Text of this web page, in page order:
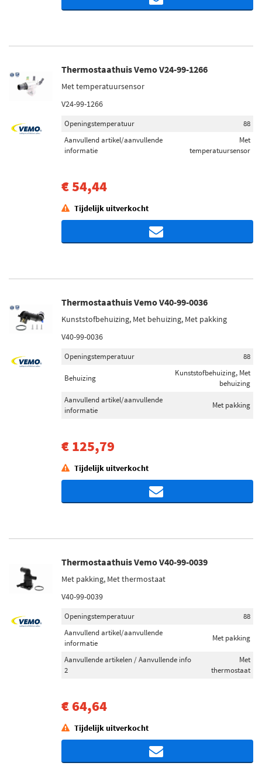
Thermostaathuis Vemo V24-99-1266
Met temperatuursensor
V24-99-1266
Openingstemperatuur
88
Aanvullend artikel/aanvullende
informatie
Met
temperatuursensor
€ 54,44
Tijdelijk uitverkocht
Thermostaathuis Vemo V40-99-0036
Kunststofbehuizing, Met behuizing, Met pakking
V40-99-0036
Openingstemperatuur 88
Behuizing
Kunststofbehuizing, Met
behuizing
Aanvullend artikel/aanvullende
informatie
Met pakking
€ 125,79
Tijdelijk uitverkocht
Thermostaathuis Vemo V40-99-0039
Met pakking, Met thermostaat
V40-99-0039
Openingstemperatuur
88
Aanvullend artikel/aanvullende
informatie
Met pakking
Aanvullende artikelen / Aanvullende info
2
Met
thermostaat
€ 64,64
Tijdelijk uitverkocht